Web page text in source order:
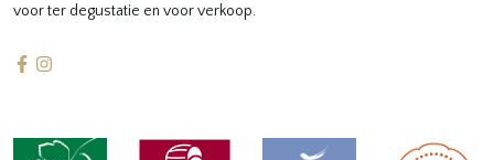
voor ter degustatie en voor verkoop.